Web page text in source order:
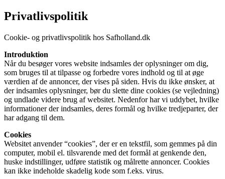
Privatlivspolitik
Cookie- og privatlivspolitik hos Safholland.dk
Introduktion
Når du besøger vores website indsamles der oplysninger om dig,
som bruges til at tilpasse og forbedre vores indhold og til at øge
værdien af de annoncer, der vises på siden. Hvis du ikke ønsker, at
der indsamles oplysninger, bør du slette dine cookies (se vejledning)
og undlade videre brug af websitet. Nedenfor har vi uddybet, hvilke
informationer der indsamles, deres formål og hvilke tredjeparter, der
har adgang til dem.
Cookies
Websitet anvender “cookies”, der er en tekstfil, som gemmes på din
computer, mobil el. tilsvarende med det formål at genkende den,
huske indstillinger, udføre statistik og målrette annoncer. Cookies
kan ikke indeholde skadelig kode som f.eks. virus.